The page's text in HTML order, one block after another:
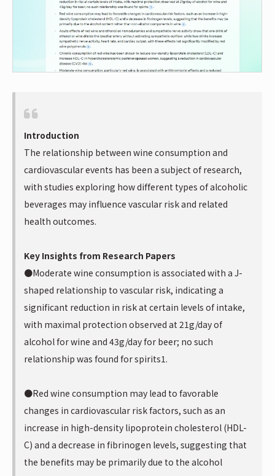
Introduction
The relationship between wine consumption and
cardiovascular events has been a subject of research,
with studies exploring how different types of alcoholic
beverages may influence vascular risk and related
health outcomes.
Key Insights from Research Papers
●Moderate wine consumption is associated with a J-
shaped relationship to vascular risk, indicating a
significant reduction in risk at certain levels of intake,
with maximal protection observed at 21g/day of
alcohol for wine and 43g/day for beer; no such
relationship was found for spirits1.
●Red wine consumption may lead to favorable
changes in cardiovascular risk factors, such as an
increase in high-density lipoprotein cholesterol (HDL-
C) and a decrease in fibrinogen levels, suggesting that
the benefits may be primarily due to the alcohol